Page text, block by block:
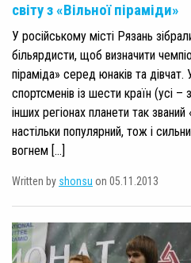
світу з «Вільної піраміди»
У російському місті Рязань
більярдисти, щоб визначити
піраміда» серед юнаків та
спортсменів із шести країн (усі
інших регіонах планети так
настільки популярний, тож і
вогнем […]
Written by shonsu on 05.11.2013